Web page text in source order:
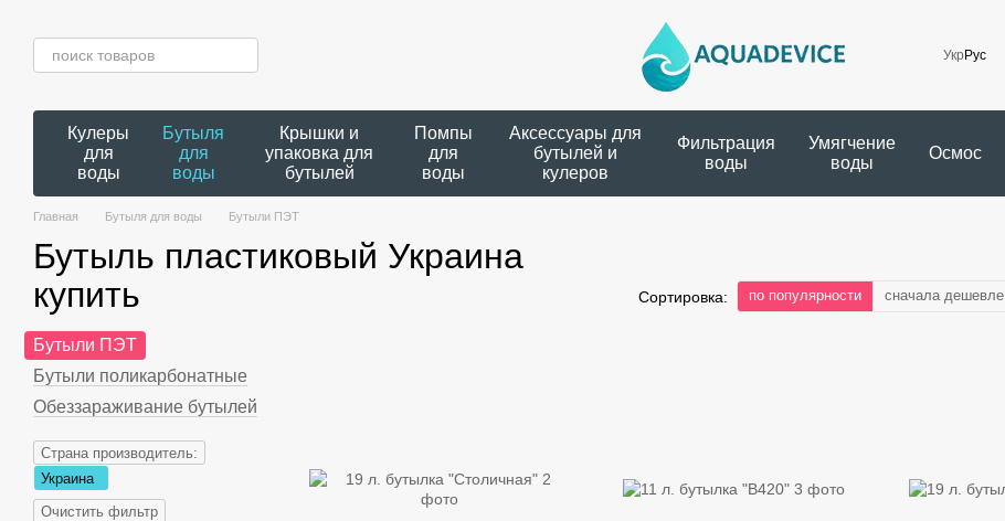
Укр Рус
Кулеры
для
воды
Бутыля
для
воды
Крышки и
упаковка для
бутылей
Помпы
для
воды
Аксессуары для
бутылей и
кулеров
Фильтрация
воды
Умягчение
воды
Осмос
Главная Бутыля для воды Бутыли ПЭТ
Бутыль пластиковый Украина
купить
Сортировка: по популярности сначала дешевле
Бутыли ПЭТ
Бутыли поликарбонатные
Обеззараживание бутылей
Страна производитель:
Украина
Очистить фильтр